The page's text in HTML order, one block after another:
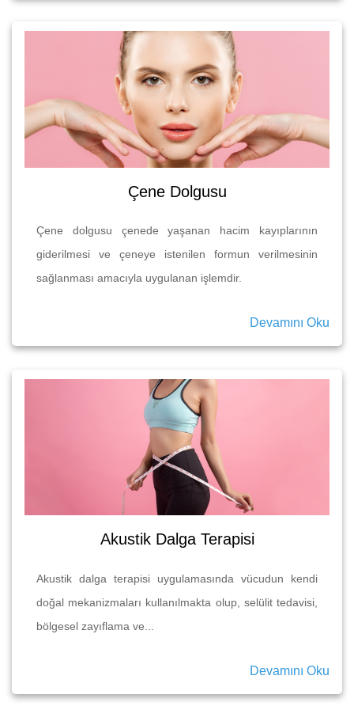
Çene Dolgusu
Çene dolgusu çenede yaşanan hacim kayıplarının
giderilmesi ve çeneye istenilen formun verilmesinin
sağlanması amacıyla uygulanan işlemdir.
Devamını Oku
Akustik Dalga Terapisi
Akustik dalga terapisi uygulamasında vücudun kendi
doğal mekanizmaları kullanılmakta olup, selülit tedavisi,
bölgesel zayıflama ve...
Devamını Oku